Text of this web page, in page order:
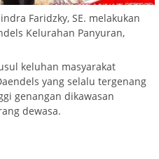
Faridzky, SE. melakukan
Kelurahan Panyuran,
keluhan masyarakat
yang selalu tergenang
genangan dikawasan
dewasa.